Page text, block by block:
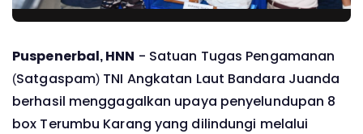
Puspenerbal, HNN - Satuan Tugas Pengamanan
(Satgaspam) TNI Angkatan Laut Bandara Juanda
berhasil menggagalkan upaya penyelundupan 8
box Terumbu Karang yang dilindungi melalui